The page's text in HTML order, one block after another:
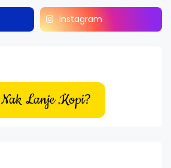
instagram
Nak Lanje Kopi?